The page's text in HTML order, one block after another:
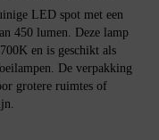
LED spot met een
450 lumen. Deze lamp
en is geschikt als
De verpakking
grotere ruimtes of